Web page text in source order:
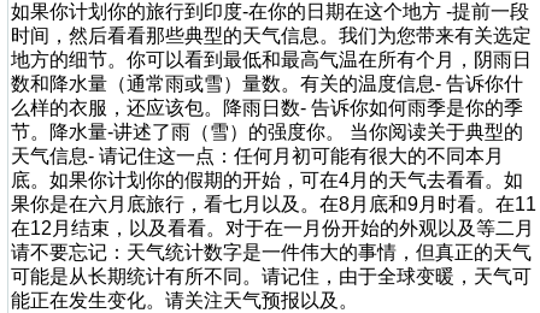
如果你计划你的旅行到印度-在你的日期在这个地方 -提前一段
时间，然后看看那些典型的天气信息。我们为您带来有关选定
地方的细节。你可以看到最低和最高气温在所有个月，阴雨日
数和降水量（通常雨或雪）量数。有关的温度信息- 告诉你什
么样的衣服，还应该包。降雨日数- 告诉你如何雨季是你的季
节。降水量-讲述了雨（雪）的强度你。 当你阅读关于典型的
天气信息- 请记住这一点：任何月初可能有很大的不同本月
底。如果你计划你的假期的开始，可在4月的天气去看看。如
果你是在六月底旅行，看七月以及。在8月底和9月时看。在11
在12月结束，以及看看。对于在一月份开始的外观以及等二月
请不要忘记：天气统计数字是一件伟大的事情，但真正的天气
可能是从长期统计有所不同。请记住，由于全球变暖，天气可
能正在发生变化。请关注天气预报以及。